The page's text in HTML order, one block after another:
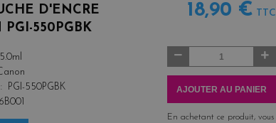
D'ENCRE
550PGBK
15.0ml
PGI-550PGBK
18,90 € TTC
AJOUTER AU PANIER
En achetant ce produit, vous